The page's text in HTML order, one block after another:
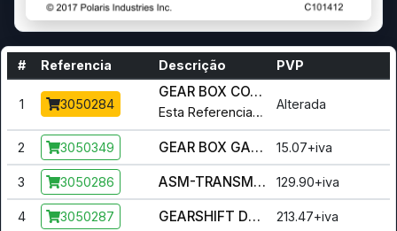
# Referencia Descrição PVP
1 3050284
GEAR BOX COVER
Alterada
2 3050349 GEAR BOX GASKET 15.07+iva
3 3050286 ASM-TRANSMISSION SHAFT 129.90+iva
4 3050287 GEARSHIFT DRUM 213.47+iva